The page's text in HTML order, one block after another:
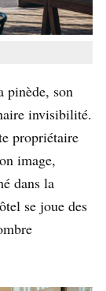
pinède, son
invisibilité.
propriétaire
image,
dans la
se joue des